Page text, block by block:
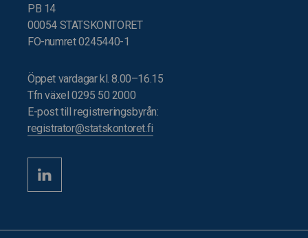
PB 14
00054 STATSKONTORET
FO-numret 0245440-1
Öppet vardagar kl. 8.00–16.15
Tfn växel 0295 50 2000
E-post till registreringsbyrån:
registrator@statskontoret.fi